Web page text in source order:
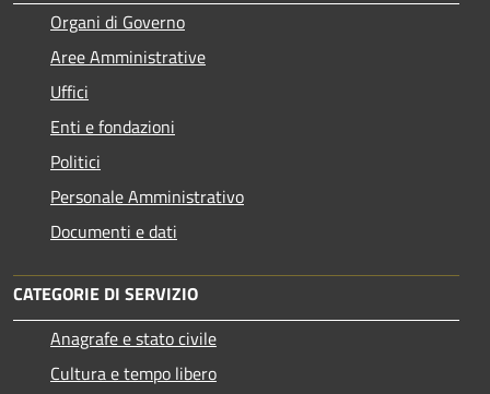
Organi di Governo
Aree Amministrative
Uffici
Enti e fondazioni
Politici
Personale Amministrativo
Documenti e dati
CATEGORIE DI SERVIZIO
Anagrafe e stato civile
Cultura e tempo libero